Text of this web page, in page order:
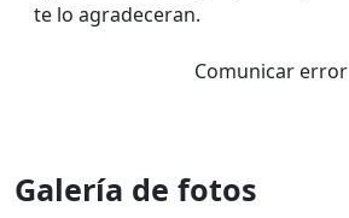
te lo agradeceran.
Comunicar error
Galería de fotos